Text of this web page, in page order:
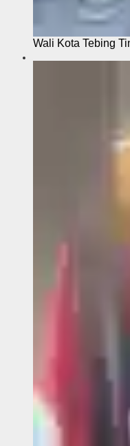
Wali Kota Tebing